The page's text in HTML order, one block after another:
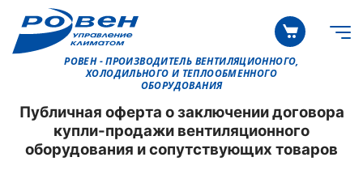
РОВЕН - ПРОИЗВОДИТЕЛЬ ВЕНТИЛЯЦИОННОГО,
ХОЛОДИЛЬНОГО И ТЕПЛООБМЕННОГО
ОБОРУДОВАНИЯ
Публичная оферта о заключении договора
купли-продажи вентиляционного
оборудования и сопутствующих товаров